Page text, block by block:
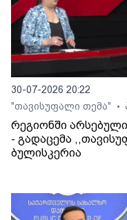
30-07-2026 20:22
"თავისუფალი თემა"
•
რეგიონში
- გადაცემა
ბულისკერია